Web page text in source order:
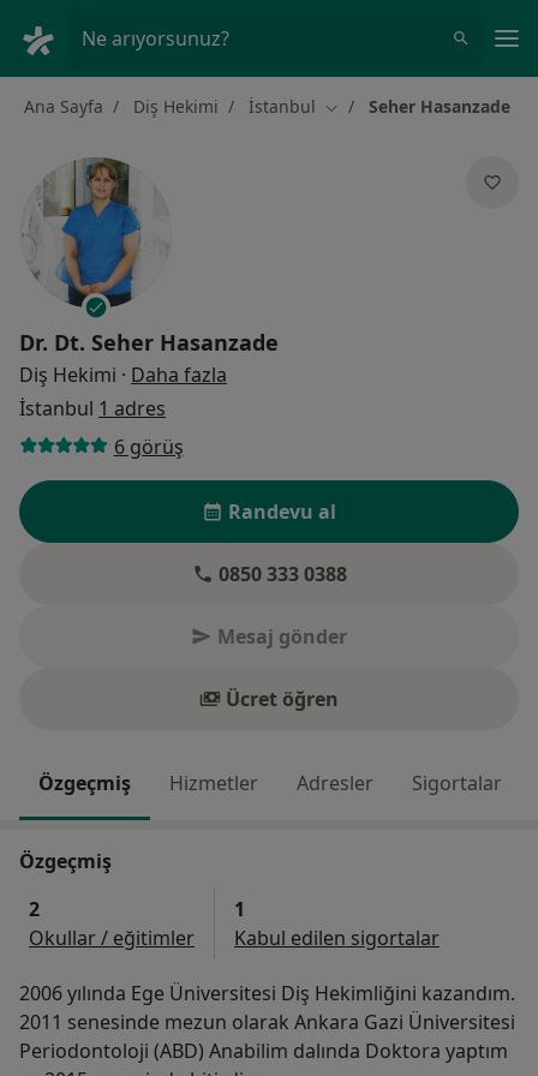
Ne arıyorsunuz?
Ana Sayfa Diş Hekimi İstanbul Şehir değiştir
Seher Hasanzade
Dr. Dt. Seher Hasanzade
Diş Hekimi · Daha fazla
İstanbul 1 adres
6 görüş
Randevu al
0850 333 0388
Mesaj gönder
Ücret öğren
Özgeçmiş Hizmetler Adresler Sigortalar
Özgeçmiş
2
Okullar / eğitimler
1
Kabul edilen sigortalar
2006 yılında Ege Üniversitesi Diş Hekimliğini kazandım.
2011 senesinde mezun olarak Ankara Gazi Üniversitesi
Periodontoloji (ABD) Anabilim dalında Doktora yaptım